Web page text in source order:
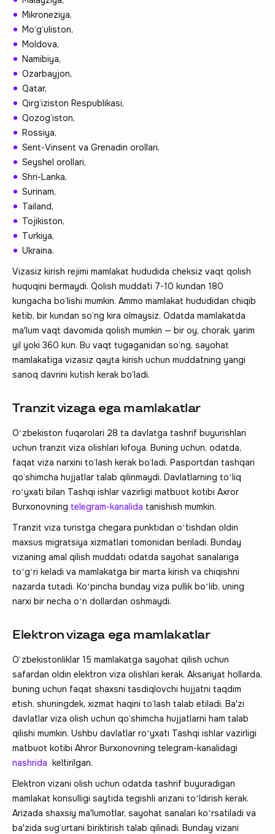
Mikroneziya,
Mo‘g‘uliston,
Moldova,
Namibiya,
Ozarbayjon,
Qatar,
Qirg‘iziston Respublikasi,
Qozog‘iston,
Rossiya,
Sent-Vinsent va Grenadin orollari,
Seyshel orollari,
Shri-Lanka,
Surinam,
Tailand,
Tojikiston,
Turkiya,
Ukraina.
Vizasiz kirish rejimi mamlakat hududida cheksiz vaqt qolish
huquqini bermaydi. Qolish muddati 7-10 kundan 180
kungacha bo‘lishi mumkin. Ammo mamlakat hududidan chiqib
ketib, bir kundan so‘ng kira olmaysiz. Odatda mamlakatda
ma'lum vaqt davomida qolish mumkin — bir oy, chorak, yarim
yil yoki 360 kun. Bu vaqt tugaganidan so‘ng, sayohat
mamlakatiga vizasiz qayta kirish uchun muddatning yangi
sanoq davrini kutish kerak bo‘ladi.
Tranzit vizaga ega mamlakatlar
Oʻzbekiston fuqarolari 28 ta davlatga tashrif buyurishlari
uchun tranzit viza olishlari kifoya. Buning uchun, odatda,
faqat viza narxini to‘lash kerak bo‘ladi. Pasportdan tashqari
qo‘shimcha hujjatlar talab qilinmaydi. Davlatlarning toʻliq
roʻyxati bilan Tashqi ishlar vazirligi matbuot kotibi Axror
Burxonovning telegram-kanalida tanishish mumkin.
Tranzit viza turistga chegara punktidan oʻtishdan oldin
maxsus migratsiya xizmatlari tomonidan beriladi. Bunday
vizaning amal qilish muddati odatda sayohat sanalariga
toʻgʻri keladi va mamlakatga bir marta kirish va chiqishni
nazarda tutadi. Koʻpincha bunday viza pullik boʻlib, uning
narxi bir necha oʻn dollardan oshmaydi.
Elektron vizaga ega mamlakatlar
O‘zbekistonliklar 15 mamlakatga sayohat qilish uchun
safardan oldin elektron viza olishlari kerak. Aksariyat hollarda,
buning uchun faqat shaxsni tasdiqlovchi hujjatni taqdim
etish, shuningdek, xizmat haqini to‘lash talab etiladi. Ba'zi
davlatlar viza olish uchun qo‘shimcha hujjatlarni ham talab
qilishi mumkin. Ushbu davlatlar roʻyxati Tashqi ishlar vazirligi
matbuot kotibi Ahror Burxonovning telegram-kanalidagi
nashrida keltirilgan.
Elektron vizani olish uchun odatda tashrif buyuradigan
mamlakat konsulligi saytida tegishli arizani toʻldirish kerak.
Arizada shaxsiy ma'lumotlar, sayohat sanalari koʻrsatiladi va
ba'zida sug‘urtani biriktirish talab qilinadi. Bunday vizani